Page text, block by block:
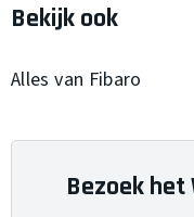
Bekijk ook
Alles van Fibaro
Bezoek het